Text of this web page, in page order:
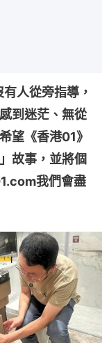
人從旁指導，
到迷茫、無從
望《香港01》
故事，並將個
我們會盡